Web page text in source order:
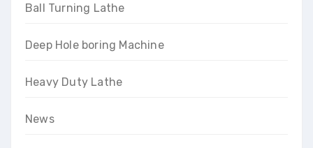
Ball Turning Lathe
Deep Hole boring Machine
Heavy Duty Lathe
News